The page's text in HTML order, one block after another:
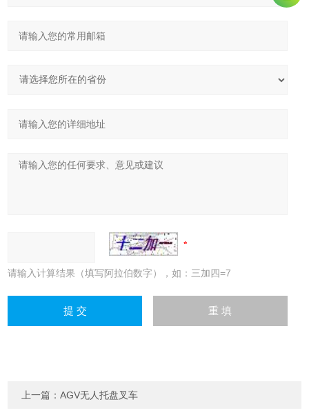
请输入计算结果（填写阿拉伯数字），如：三加四=7
上一篇：AGV无人托盘叉车